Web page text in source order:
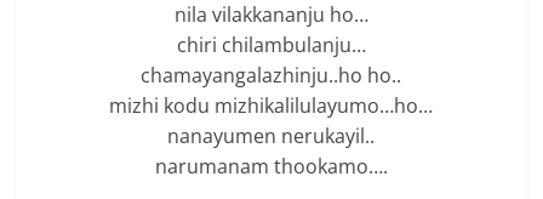
nila vilakkananju ho…
chiri chilambulanju…
chamayangalazhinju..ho ho..
mizhi kodu mizhikalilulayumo…ho…
nanayumen nerukayil..
narumanam thookamo….